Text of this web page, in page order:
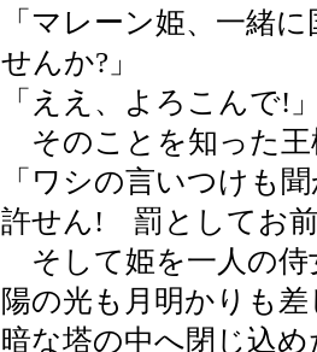
「マレーン姫、一緒
せんか?」
「ええ、よろこんで!
そのことを知った王
「ワシの言いつけも
許せん! 罰としてお
そして姫を一人の侍
陽の光も月明かりも
暗な塔の中へ閉じ込